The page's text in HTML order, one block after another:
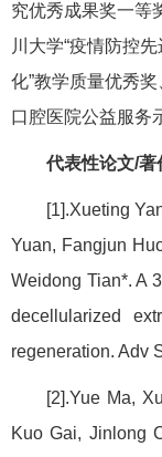
究优秀成果奖一等
川大学“疫情防控
化”教学质量优秀
口腔医院公益服务
代表性论文/著
[1].Xueting
Yuan, Fangjun
Weidong Tian*. A
decellularized
regeneration. Adv
[2].Yue Ma,
Kuo Gai, Jinlong